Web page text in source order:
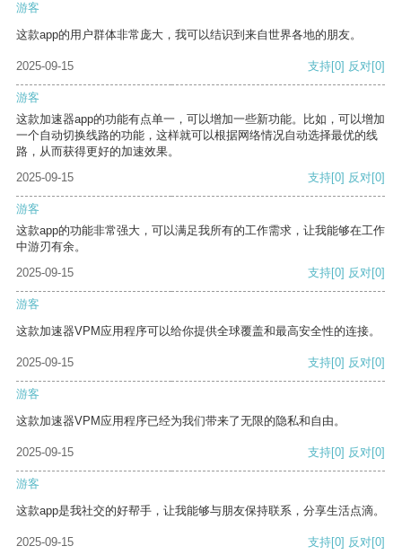
游客
这款app的用户群体非常庞大，我可以结识到来自世界各地的朋友。
2025-09-15 支持[0] 反对[0]
游客
这款加速器app的功能有点单一，可以增加一些新功能。比如，可以增加
一个自动切换线路的功能，这样就可以根据网络情况自动选择最优的线
路，从而获得更好的加速效果。
2025-09-15
支持[0] 反对[0]
游客
这款app的功能非常强大，可以满足我所有的工作需求，让我能够在工作
中游刃有余。
2025-09-15
支持[0] 反对[0]
游客
这款加速器VPM应用程序可以给你提供全球覆盖和最高安全性的连接。
2025-09-15 支持[0] 反对[0]
游客
这款加速器VPM应用程序已经为我们带来了无限的隐私和自由。
2025-09-15 支持[0] 反对[0]
游客
这款app是我社交的好帮手，让我能够与朋友保持联系，分享生活点滴。
2025-09-15 支持[0] 反对[0]